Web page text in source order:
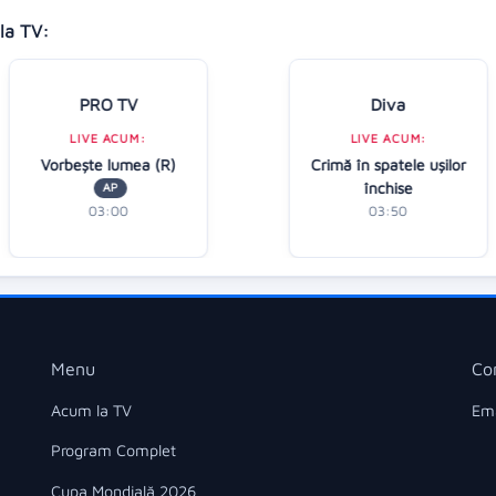
TV:
PRO TV
LIVE ACUM:
Vorbeşte lumea (R)
AP
03:00
Diva
LIVE ACUM:
Crimă în spatele ușilor
închise
03:50
Menu
Acum la TV
Program Complet
Cupa Mondială 2026